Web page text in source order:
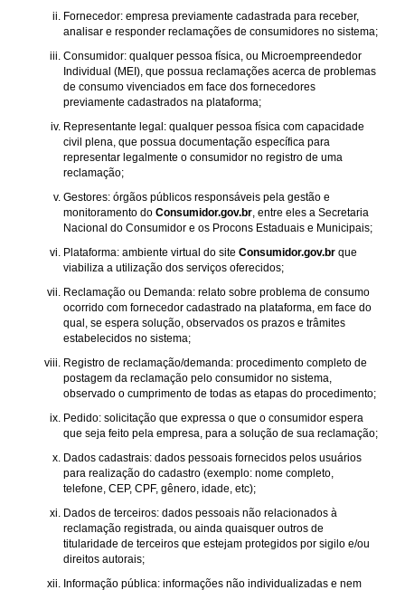
Fornecedor: empresa previamente cadastrada para receber,
analisar e responder reclamações de consumidores no sistema;
Consumidor: qualquer pessoa física, ou Microempreendedor
Individual (MEI), que possua reclamações acerca de problemas
de consumo vivenciados em face dos fornecedores
previamente cadastrados na plataforma;
Representante legal: qualquer pessoa física com capacidade
civil plena, que possua documentação específica para
representar legalmente o consumidor no registro de uma
reclamação;
Gestores: órgãos públicos responsáveis pela gestão e
monitoramento do Consumidor.gov.br, entre eles a Secretaria
Nacional do Consumidor e os Procons Estaduais e Municipais;
Plataforma: ambiente virtual do site Consumidor.gov.br que
viabiliza a utilização dos serviços oferecidos;
Reclamação ou Demanda: relato sobre problema de consumo
ocorrido com fornecedor cadastrado na plataforma, em face do
qual, se espera solução, observados os prazos e trâmites
estabelecidos no sistema;
Registro de reclamação/demanda: procedimento completo de
postagem da reclamação pelo consumidor no sistema,
observado o cumprimento de todas as etapas do procedimento;
Pedido: solicitação que expressa o que o consumidor espera
que seja feito pela empresa, para a solução de sua reclamação;
Dados cadastrais: dados pessoais fornecidos pelos usuários
para realização do cadastro (exemplo: nome completo,
telefone, CEP, CPF, gênero, idade, etc);
Dados de terceiros: dados pessoais não relacionados à
reclamação registrada, ou ainda quaisquer outros de
titularidade de terceiros que estejam protegidos por sigilo e/ou
direitos autorais;
Informação pública: informações não individualizadas e nem